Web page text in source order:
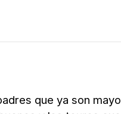
que ya son